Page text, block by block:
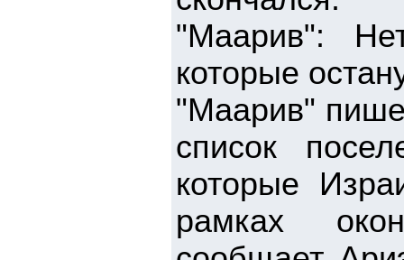
"Маарив":
которые
"Маарив"
список
которые
рамках